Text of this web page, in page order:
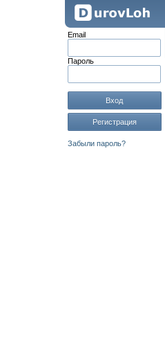
Email
Пароль
Вход
Регистрация
Забыли пароль?